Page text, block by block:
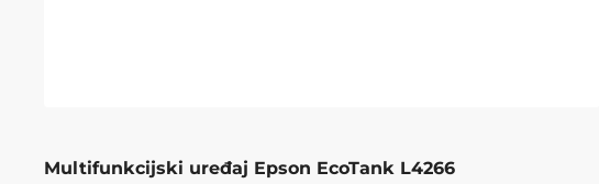
Multifunkcijski uređaj Epson EcoTank L4266